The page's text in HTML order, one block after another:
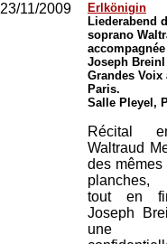
23/11/2009
Erlkönigin
Liederabend
soprano
Joseph
Grandes
Paris.
Salle Pleyel,
Récital
Waltraud
des
planches,
tout en
Joseph
une